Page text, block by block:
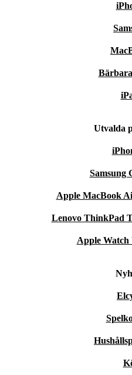
Utvalda
Samsung
Apple MacBook
Lenovo ThinkPad
Apple Watch